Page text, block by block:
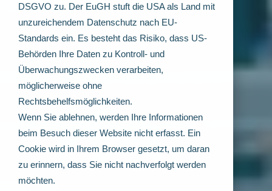
DSGVO zu. Der EuGH stuft die USA als Land mit
unzureichendem Datenschutz nach EU-
Standards ein. Es besteht das Risiko, dass US-
Behörden Ihre Daten zu Kontroll- und
Überwachungszwecken verarbeiten,
möglicherweise ohne
Rechtsbehelfsmöglichkeiten.
Wenn Sie ablehnen, werden Ihre Informationen
beim Besuch dieser Website nicht erfasst. Ein
Cookie wird in Ihrem Browser gesetzt, um daran
zu erinnern, dass Sie nicht nachverfolgt werden
möchten.